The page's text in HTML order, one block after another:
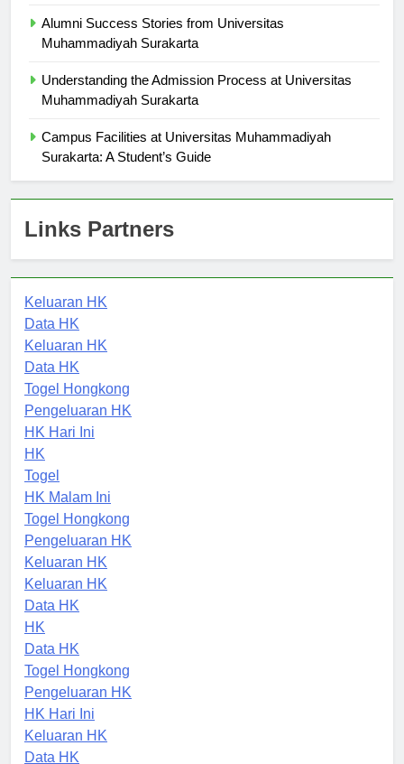
Alumni Success Stories from Universitas
Understanding the Admission Process at Universitas
Campus Facilities at Universitas Muhammadiyah
Links Partners
Keluaran HK
Data HK
Keluaran HK
Data HK
Togel Hongkong
Pengeluaran HK
HK Hari Ini
HK
Togel
HK Malam Ini
Togel Hongkong
Pengeluaran HK
Keluaran HK
Keluaran HK
Data HK
HK
Data HK
Togel Hongkong
Pengeluaran HK
HK Hari Ini
Keluaran HK